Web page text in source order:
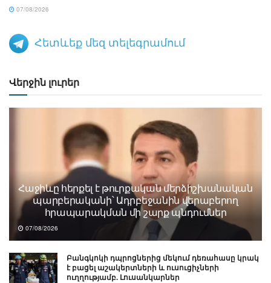
07/08/2026
Հետևեք մեզ տելեգրամում
Վերջին լուրեր
Հաջիևը հերքել է թուրքական մերձիշխանական
պարբերականի՝ Ադրբեջանին վերաբերող
հրապարակման մի շարք պնդումներ
07/08/2026
Բանգկոկի դպրոցներից մեկում դեռահասը կրակ
է բացել աշակերտների և ուսուցիչների
ուղղությամբ. Լուսանկարներ